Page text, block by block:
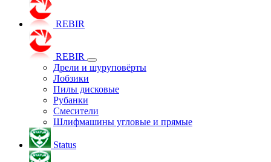
REBIR
REBIR
Дрели и шуруповёрты
Лобзики
Пилы дисковые
Рубанки
Смесители
Шлифмашины угловые и прямые
Status